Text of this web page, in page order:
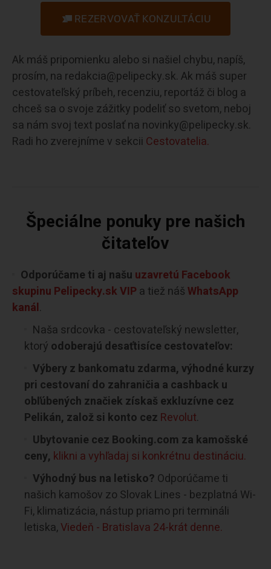
REZERVOVAŤ KONZULTÁCIU
Ak máš pripomienku alebo si našiel chybu, napíš,
prosím, na redakcia@pelipecky.sk. Ak máš super
cestovateľský príbeh, recenziu, reportáž či blog a
chceš sa o svoje zážitky podeliť so svetom, neboj
sa nám svoj text poslať na novinky@pelipecky.sk.
Radi ho zverejníme v sekcii Cestovatelia.
Špeciálne ponuky pre našich
čitateľov
Odporúčame ti aj našu uzavretú Facebook
skupinu Pelipecky.sk VIP a tiež nášWhatsApp
kanál.
Naša srdcovka - cestovateľský newsletter,
ktorý odoberajú desaťtisíce cestovateľov:
Výbery z bankomatu zdarma, výhodné kurzy
pri cestovaní do zahraničia a cashback u
obľúbených značiek získaš exkluzívne cez
Pelikán, založ si konto cez Revolut.
Ubytovanie cez Booking.com za kamošské
ceny, klikni a vyhľadaj si konkrétnu destináciu.
Výhodný bus na letisko? Odporúčame ti
našich kamošov zo Slovak Lines - bezplatná Wi-
Fi, klimatizácia, nástup priamo pri termináli
letiska,Viedeň - Bratislava 24-krát denne.